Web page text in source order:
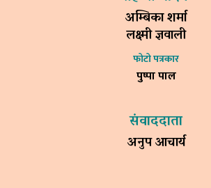
अम्बिका शर्मा
लक्ष्मी ज्ञवाली
फोटो पत्रकार
पुष्पा पाल
संवाददाता
अनुप आचार्य